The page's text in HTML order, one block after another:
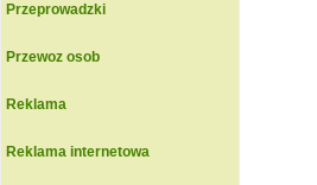
Przeprowadzki
Przewoz osob
Reklama
Reklama internetowa